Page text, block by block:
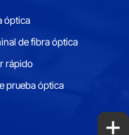
óptica
de fibra óptica
rápido
prueba óptica
+